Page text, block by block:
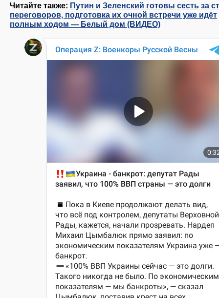
Читайте также: Путин и Зеленский готовы сесть за
переговоров, подготовка их очной встречи уже идёт
полным ходом — Белый дом (ВИДЕО)